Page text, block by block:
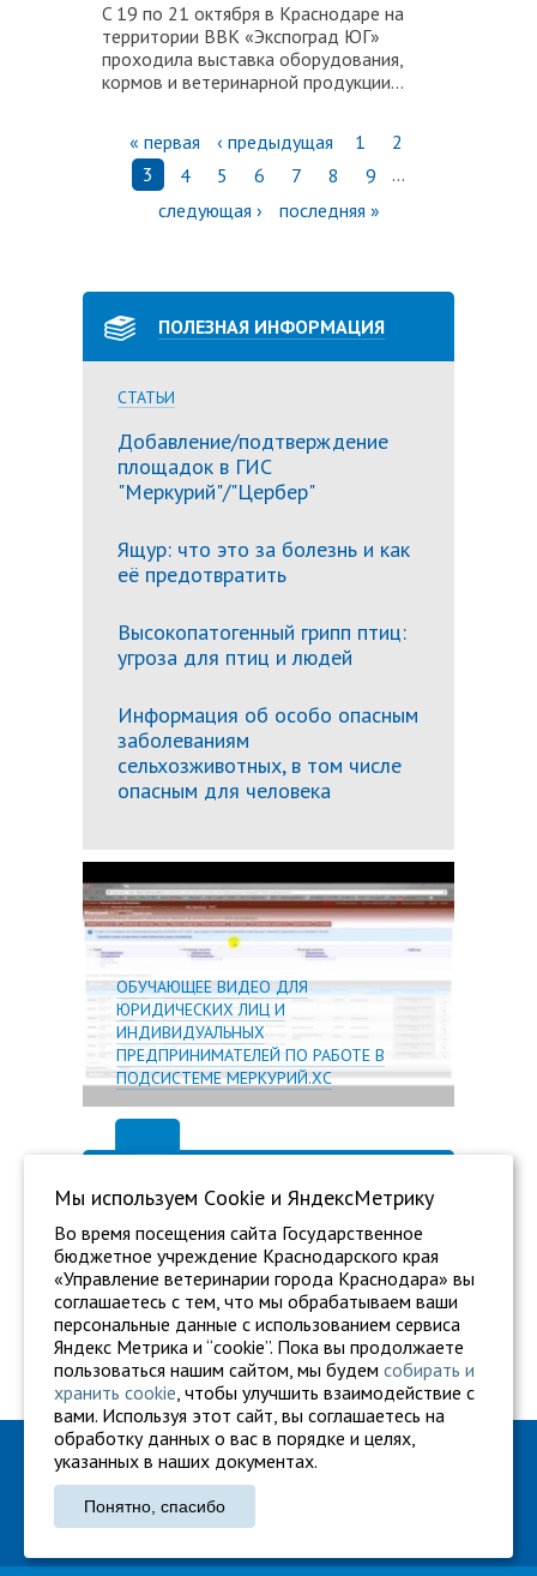
C 19 по 21 октября в Краснодаре на
территории ВВК «Экспоград ЮГ»
проходила выставка оборудования,
кормов и ветеринарной продукции...
« первая ‹ предыдущая 1
2
3
4 5 6 7 8 9
…
следующая ›
последняя »
ПОЛЕЗНАЯ ИНФОРМАЦИЯ
СТАТЬИ
Добавление/подтверждение
площадок в ГИС
"Меркурий"/"Цербер"
Ящур: что это за болезнь и как
её предотвратить
Высокопатогенный грипп птиц:
угроза для птиц и людей
Информация об особо опасным
заболеваниям
сельхозживотных, в том числе
опасным для человека
ОБУЧАЮЩЕЕ ВИДЕО ДЛЯ
ЮРИДИЧЕСКИХ ЛИЦ И
ИНДИВИДУАЛЬНЫХ
ПРЕДПРИНИМАТЕЛЕЙ ПО РАБОТЕ В
ПОДСИСТЕМЕ МЕРКУРИЙ.ХС
ГБУ "Ветуправление города Краснодара"
Адрес: г. Краснодар, ул. Карасунская, 110
Тел.: +7 861 260-27-94
Мы используем Сookie и ЯндексМетрику
Во время посещения сайта Государственное
бюджетное учреждение Краснодарского края
«Управление ветеринарии города Краснодара» вы
соглашаетесь с тем, что мы обрабатываем ваши
персональные данные с использованием сервиса
Яндекс Метрика и “cookie”. Пока вы продолжаете
пользоваться нашим сайтом, мы будем собирать и
хранить cookie, чтобы улучшить взаимодействие с
вами. Используя этот сайт, вы соглашаетесь на
обработку данных о вас в порядке и целях,
указанных в наших документах.
Понятно, спасибо